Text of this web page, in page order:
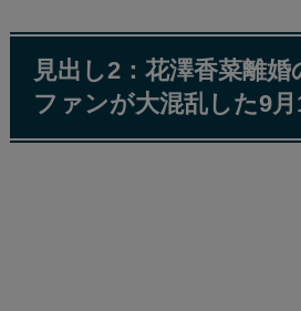
見出し2：花澤香菜離
ファンが大混乱した9